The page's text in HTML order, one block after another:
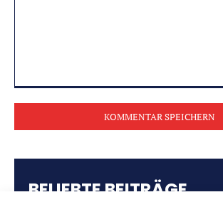
BELIEBTE BEITRÄGE